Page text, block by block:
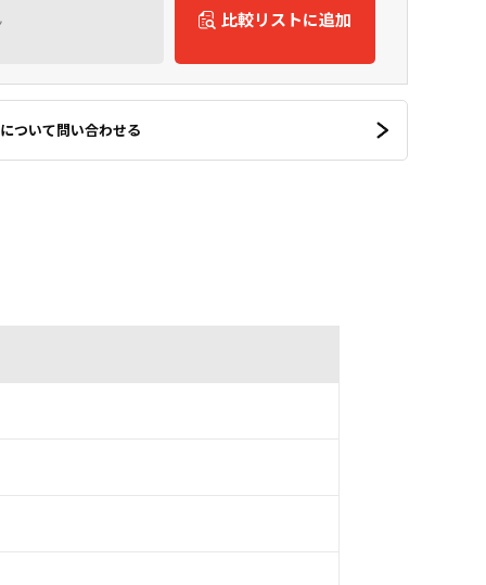
比較リストに追加
ついて問い合わせる